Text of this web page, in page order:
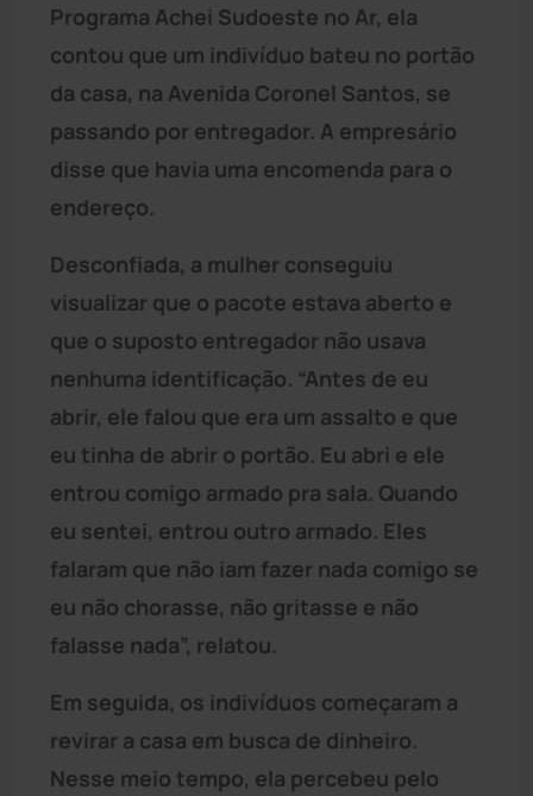
Programa Achei Sudoeste no Ar, ela
contou que um indivíduo bateu no portão
da casa, na Avenida Coronel Santos, se
passando por entregador. A empresário
disse que havia uma encomenda para o
endereço.
Desconfiada, a mulher conseguiu
visualizar que o pacote estava aberto e
que o suposto entregador não usava
nenhuma identificação. “Antes de eu
abrir, ele falou que era um assalto e que
eu tinha de abrir o portão. Eu abri e ele
entrou comigo armado pra sala. Quando
eu sentei, entrou outro armado. Eles
falaram que não iam fazer nada comigo se
eu não chorasse, não gritasse e não
falasse nada”, relatou.
Em seguida, os indivíduos começaram a
revirar a casa em busca de dinheiro.
Nesse meio tempo, ela percebeu pelo